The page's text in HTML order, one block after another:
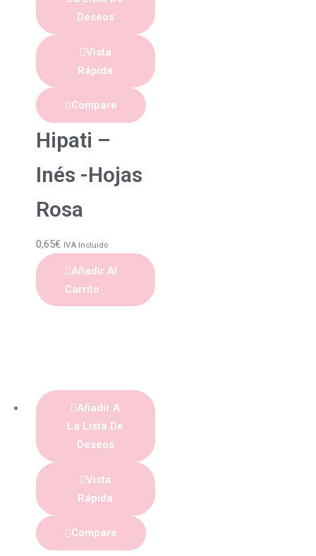
Deseos
Vista
Rápida
Compare
Hipati –
Inés -Hojas
Rosa
0,65€ IVA Incluido
Añadir Al
Carrito
Añadir A
La Lista De
Deseos
Vista
Rápida
Compare